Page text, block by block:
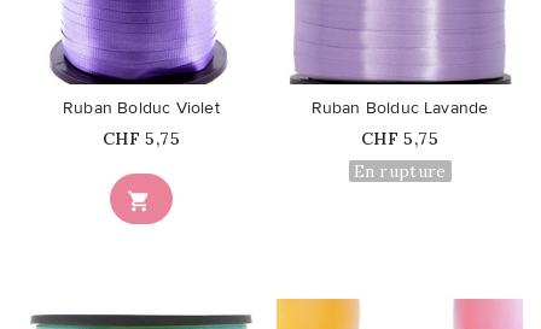

Ruban Bolduc Violet
Prix
CHF 5,75
favorite_border
Ruban Bolduc Lavande
Prix
CHF 5,75
En rupture